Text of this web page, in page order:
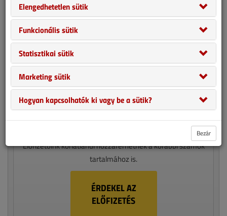
EZT A LAPSZÁMOT
Legyen ön is előfizetőnk!
A VGF&HKL egy havi megjelenésű épületgépészeti szaklap,
amely nyomtatott formában évente 10 alakommal jelenik
Előfizetőink korlátlanul hozzáférhetnek a korábbi számok
tartalmához is.
ÉRDEKEL AZ
ELŐFIZETÉS
Elengedhetetlen sütik
Funkcionális sütik
Statisztikai sütik
Marketing sütik
Hogyan kapcsolhatók ki vagy be a sütik?
Bezár